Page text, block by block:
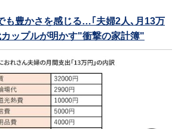
も豊かさを感じる…｢夫婦2人､月13万
カップルが明かす"衝撃の家計簿"